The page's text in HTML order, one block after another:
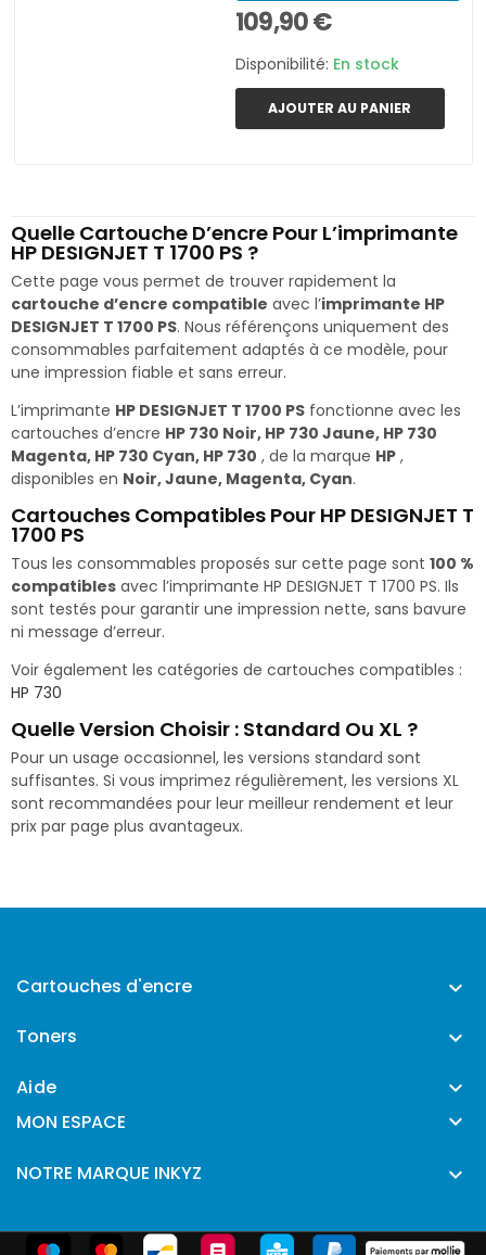
109,90 €
Disponibilité: En stock
AJOUTER AU PANIER
Quelle Cartouche D’encre Pour L’imprimante
HP DESIGNJET T 1700 PS ?
Cette page vous permet de trouver rapidement la
cartouche d’encre compatible avec l’imprimante HP
DESIGNJET T 1700 PS. Nous référençons uniquement des
consommables parfaitement adaptés à ce modèle, pour
une impression fiable et sans erreur.
L’imprimante HP DESIGNJET T 1700 PS fonctionne avec les
cartouches d’encre HP 730 Noir, HP 730 Jaune, HP 730
Magenta, HP 730 Cyan, HP 730 , de la marque HP ,
disponibles en Noir, Jaune, Magenta, Cyan.
Cartouches Compatibles Pour HP DESIGNJET T
1700 PS
Tous les consommables proposés sur cette page sont 100 %
compatibles avec l’imprimante HP DESIGNJET T 1700 PS. Ils
sont testés pour garantir une impression nette, sans bavure
ni message d’erreur.
Voir également les catégories de cartouches compatibles :
HP 730
Quelle Version Choisir : Standard Ou XL ?
Pour un usage occasionnel, les versions standard sont
suffisantes. Si vous imprimez régulièrement, les versions XL
sont recommandées pour leur meilleur rendement et leur
prix par page plus avantageux.
Cartouches d'encre 
Toners 
Aide 
MON ESPACE 
NOTRE MARQUE INKYZ 